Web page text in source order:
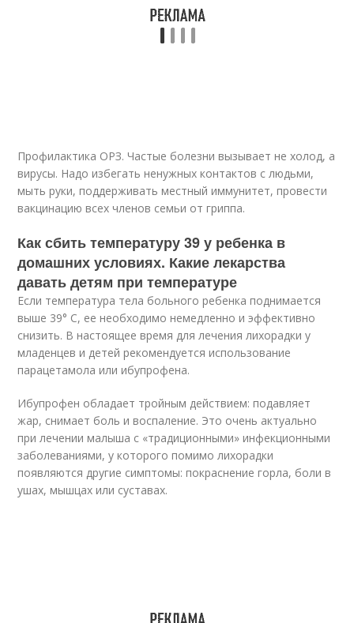
Профилактика ОРЗ. Частые болезни вызывает не холод, а
вирусы. Надо избегать ненужных контактов с людьми,
мыть руки, поддерживать местный иммунитет, провести
вакцинацию всех членов семьи от гриппа.
Как сбить температуру 39 у ребенка в
домашних условиях. Какие лекарства
давать детям при температуре
Если температура тела больного ребенка поднимается
выше 39° C, ее необходимо немедленно и эффективно
снизить. В настоящее время для лечения лихорадки у
младенцев и детей рекомендуется использование
парацетамола или ибупрофена.
Ибупрофен обладает тройным действием: подавляет
жар, снимает боль и воспаление. Это очень актуально
при лечении малыша с «традиционными» инфекционными
заболеваниями, у которого помимо лихорадки
появляются другие симптомы: покраснение горла, боли в
ушах, мышцах или суставах.